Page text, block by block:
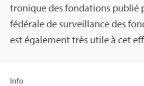
tro­nique des fon­da­tions publié
fédé­rale de sur­veillance des
est éga­le­ment très utile à cet
Info